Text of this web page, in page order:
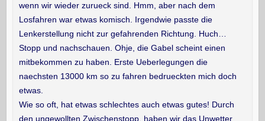
wenn wir wieder zurueck sind. Hmm, aber nach dem
Losfahren war etwas komisch. Irgendwie passte die
Lenkerstellung nicht zur gefahrenden Richtung. Huch…
Stopp und nachschauen. Ohje, die Gabel scheint einen
mitbekommen zu haben. Erste Ueberlegungen die
naechsten 13000 km so zu fahren bedrueckten mich doch
etwas.
Wie so oft, hat etwas schlechtes auch etwas gutes! Durch
den ungewollten Zwischenstopp, haben wir das Unwetter